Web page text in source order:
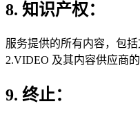
8. 知识产权：
服务提供的所有内容，包
2.VIDEO 及其内容供应商
9. 终止：